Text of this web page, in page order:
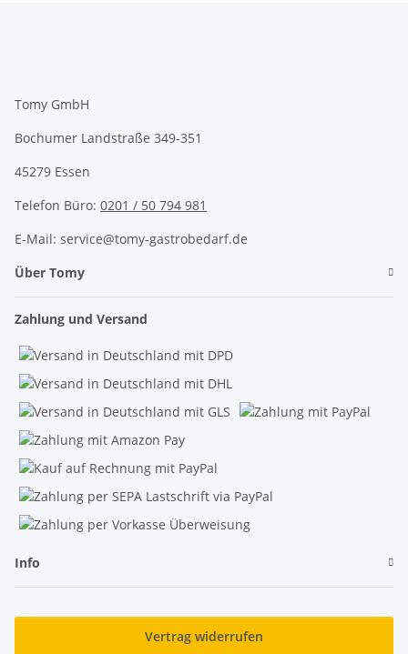
Tomy GmbH
Bochumer Landstraße 349-351
45279 Essen
Telefon Büro: 0201 / 50 794 981
E-Mail: service@tomy-gastrobedarf.de
Über Tomy
Zahlung und Versand
Info
Vertrag widerrufen